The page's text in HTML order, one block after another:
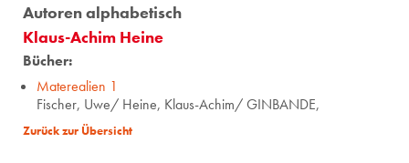
Autoren alphabetisch
Klaus-Achim Heine
Bücher:
Materealien 1
Fischer, Uwe/ Heine, Klaus-Achim/ GINBANDE,
Zurück zur Übersicht